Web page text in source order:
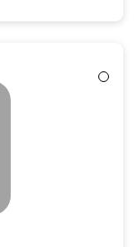
Weiß